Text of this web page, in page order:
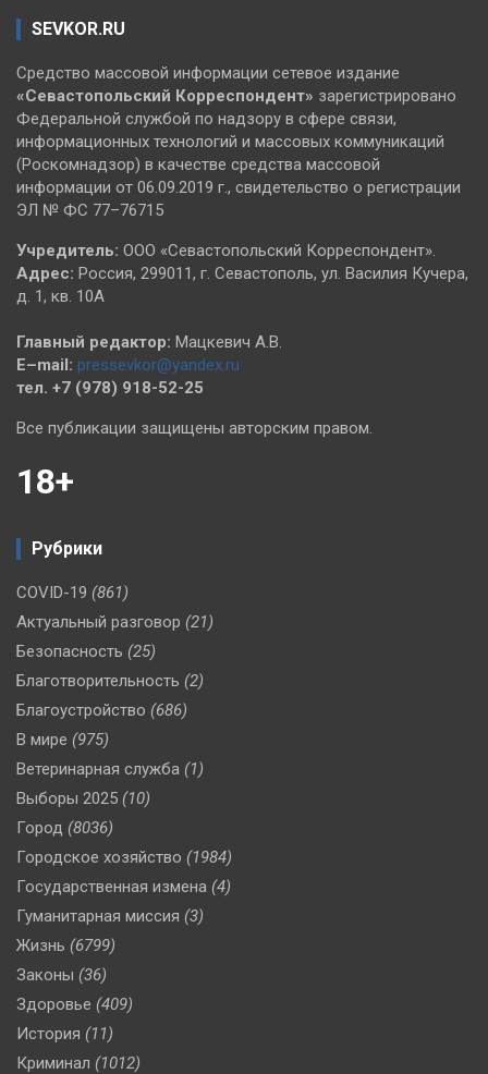
SEVKOR.RU
Средство массовой информации сетевое издание
«Севастопольский Корреспондент» зарегистрировано
Федеральной службой по надзору в сфере связи,
информационных технологий и массовых коммуникаций
(Роскомнадзор) в качестве средства массовой
информации от 06.09.2019 г., свидетельство о регистрации
ЭЛ № ФС 77–76715
Учредитель: ООО «Севастопольский Корреспондент».
Адрес: Россия, 299011, г. Севастополь, ул. Василия Кучера,
д. 1, кв. 10А
Главный редактор: Мацкевич А.В.
E–mail: pressevkor@yandex.ru
тел. +7 (978) 918-52-25
Все публикации защищены авторским правом.
18+
Рубрики
COVID-19 (861)
Актуальный разговор (21)
Безопасность (25)
Благотворительность (2)
Благоустройство (686)
В мире (975)
Ветеринарная служба (1)
Выборы 2025 (10)
Город (8036)
Городское хозяйство (1984)
Государственная измена (4)
Гуманитарная миссия (3)
Жизнь (6799)
Законы (36)
Здоровье (409)
История (11)
Криминал (1012)